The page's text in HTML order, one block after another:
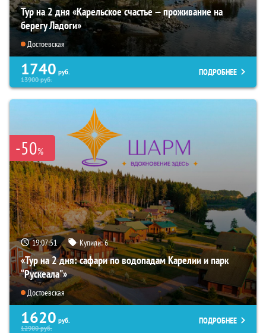
Тур на 2 дня «Карельское счастье — проживание на
берегу Ладоги»
Достоевская
1740 руб.
13900руб.
ПОДРОБНЕЕ
-50%
19:07:49 Купили:6
«Тур на 2 дня: сафари по водопадам Карелии и парк
“Рускеала"»
Достоевская
1620 руб.
12900руб.
ПОДРОБНЕЕ